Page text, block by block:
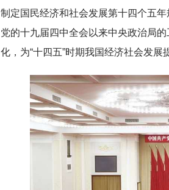
制定国民经济和社会发展第十四个五
党的十九届四中全会以来中央政治局
化，为“十四五”时期我国经济社会发